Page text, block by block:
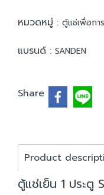
หมวดหมู่ : ตู้แช่เพื่อกา
แบรนด์ : SANDEN
Share
Product
ตู้แช่เย็น 1 ประตู